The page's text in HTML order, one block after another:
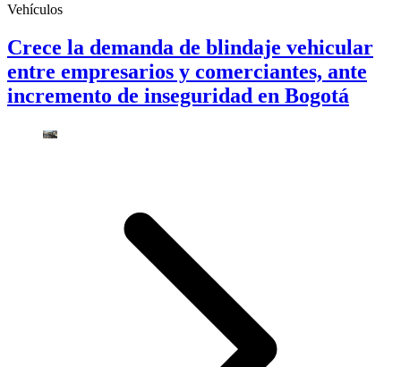
Vehículos
Crece la demanda de blindaje vehicular
entre empresarios y comerciantes, ante
incremento de inseguridad en Bogotá